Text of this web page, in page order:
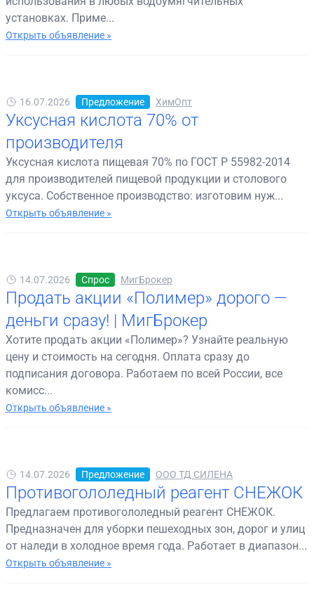
установках. Приме...
Открыть объявление »
16.07.2026 Предложение ХимОпт
Уксусная кислота 70% от
производителя
Уксусная кислота пищевая 70% по ГОСТ Р 55982-2014
для производителей пищевой продукции и столового
уксуса. Собственное производство: изготовим нуж...
Открыть объявление »
14.07.2026 Спрос МигБрокер
Продать акции «Полимер» дорого —
деньги сразу! | МигБрокер
Хотите продать акции «Полимер»? Узнайте реальную
цену и стоимость на сегодня. Оплата сразу до
подписания договора. Работаем по всей России, все
комисс...
Открыть объявление »
14.07.2026 Предложение ООО ТД СИЛЕНА
Противогололедный реагент СНЕЖОК
Предлагаем противогололедный реагент СНЕЖОК.
Предназначен для уборки пешеходных зон, дорог и улиц
от наледи в холодное время года. Работает в диапазон...
Открыть объявление »